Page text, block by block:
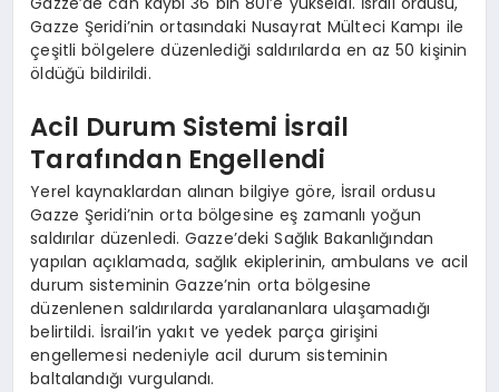
YAŞAM
DIĞER
Gazze Şeridi’nin ortasındaki Nusayrat Mülteci Kampı ile
çeşitli bölgelere düzenlediği saldırılarda en az 50 kişinin
öldüğü bildirildi.
Acil Durum Sistemi İsrail
Tarafından Engellendi
Yerel kaynaklardan alınan bilgiye göre, İsrail ordusu
Gazze Şeridi’nin orta bölgesine eş zamanlı yoğun
saldırılar düzenledi. Gazze’deki Sağlık Bakanlığından
yapılan açıklamada, sağlık ekiplerinin, ambulans ve acil
durum sisteminin Gazze’nin orta bölgesine
düzenlenen saldırılarda yaralananlara ulaşamadığı
belirtildi. İsrail’in yakıt ve yedek parça girişini
engellemesi nedeniyle acil durum sisteminin
baltalandığı vurgulandı.